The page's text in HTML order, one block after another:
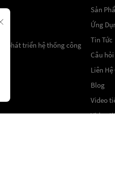
phát triển hệ thống công
Sản
Ứng
Tin Tức
Câu
Liên
Blog
Video
Video